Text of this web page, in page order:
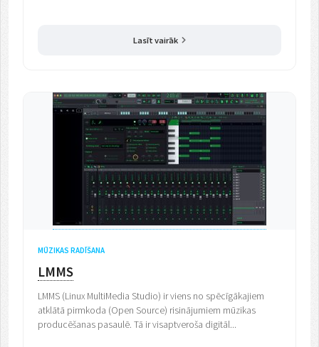
Lasīt vairāk
MŪZIKAS RADĪŠANA
LMMS
LMMS (Linux MultiMedia Studio) ir viens no spēcīgākajiem
atklātā pirmkoda (Open Source) risinājumiem mūzikas
producēšanas pasaulē. Tā ir visaptveroša digitāl...